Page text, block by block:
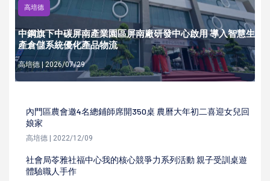
高培德
中鋼旗下中碳屏南產業園區屏南廠研發中心啟用 導入智慧生
產倉儲系統優化產品物流
高培德 | 2026/07/29
內門區農會邀4名總鋪師席開350桌 農曆大年初二喜迎女兒回
娘家
高培德 | 2022/12/09
社會局苓雅社福中心我的核心競爭力系列活動 親子受訓桌遊
體驗職人手作